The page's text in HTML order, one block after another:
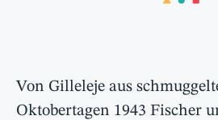
Von Gilleleje aus
Oktobertagen 1943 Fischer